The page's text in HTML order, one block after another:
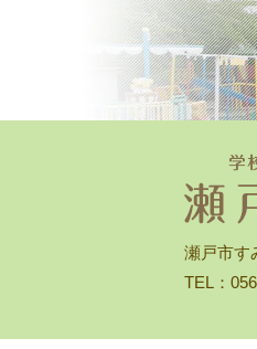
瀬戸市す
TEL：